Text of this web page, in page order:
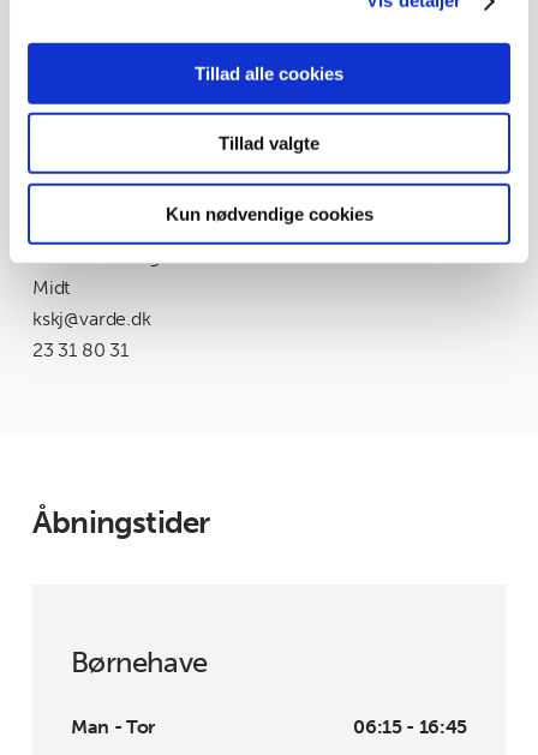
de har indsamlet fra din brug af deres tjenester.
Tillad alle cookies
Tillad valgte
Kun nødvendige cookies
Kirsten Skjerning
Midt
kskj@varde.dk
23 31 80 31
Åbningstider
Børnehave
Man - Tor 06:15 - 16:45